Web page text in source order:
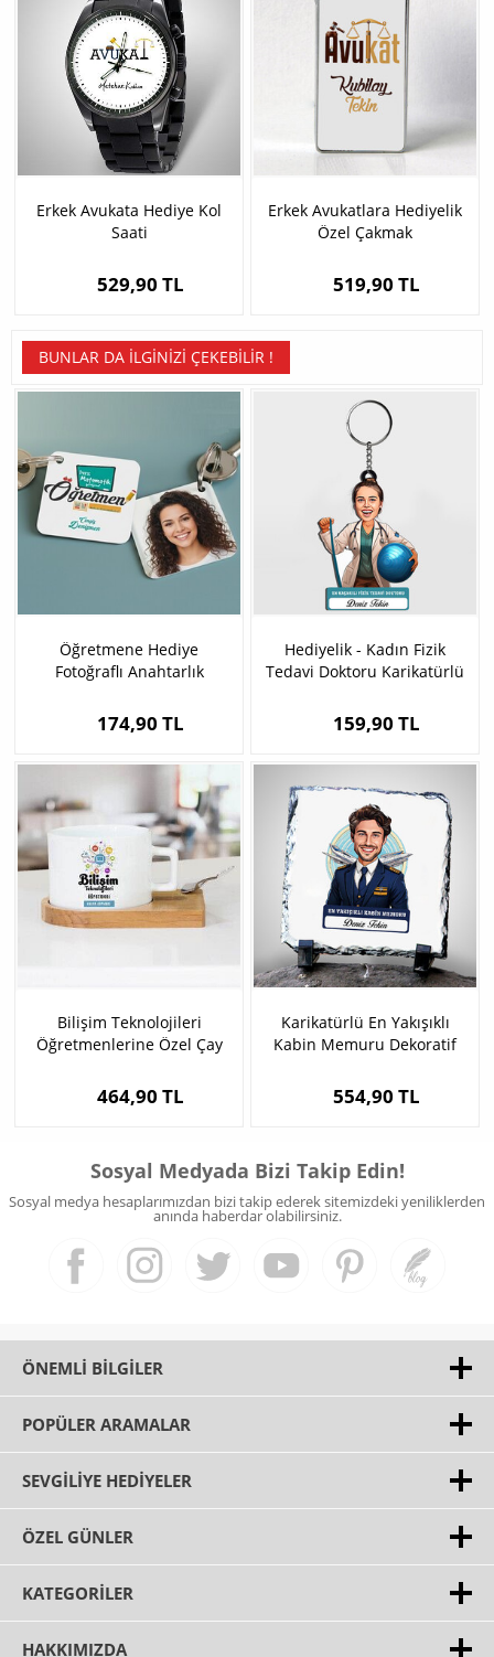
Erkek Avukata Hediye Kol
Saati
529,90 TL
Erkek Avukatlara Hediyelik
Özel Çakmak
519,90 TL
BUNLAR DA İLGINIZI ÇEKEBILIR !
Öğretmene Hediye
Fotoğraflı Anahtarlık
174,90 TL
Hediyelik - Kadın Fizik
Tedavi Doktoru Karikatürlü
159,90 TL
Bilişim Teknolojileri
Öğretmenlerine Özel Çay
464,90 TL
Karikatürlü En Yakışıklı
Kabin Memuru Dekoratif
554,90 TL
Sosyal Medyada Bizi Takip Edin!
Sosyal medya hesaplarımızdan bizi takip ederek sitemizdeki yeniliklerden
anında haberdar olabilirsiniz.
ÖNEMLI BILGILER
POPÜLER ARAMALAR
SEVGILIYE HEDIYELER
ÖZEL GÜNLER
KATEGORILER
HAKKIMIZDA